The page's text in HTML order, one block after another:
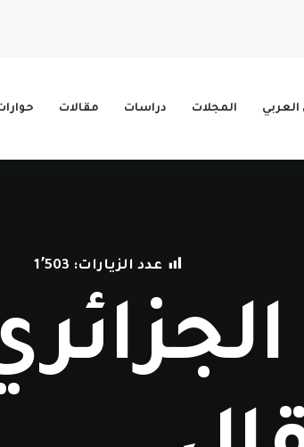
المجلات دراسات مقالات
عدد الزيارات: 1٬503